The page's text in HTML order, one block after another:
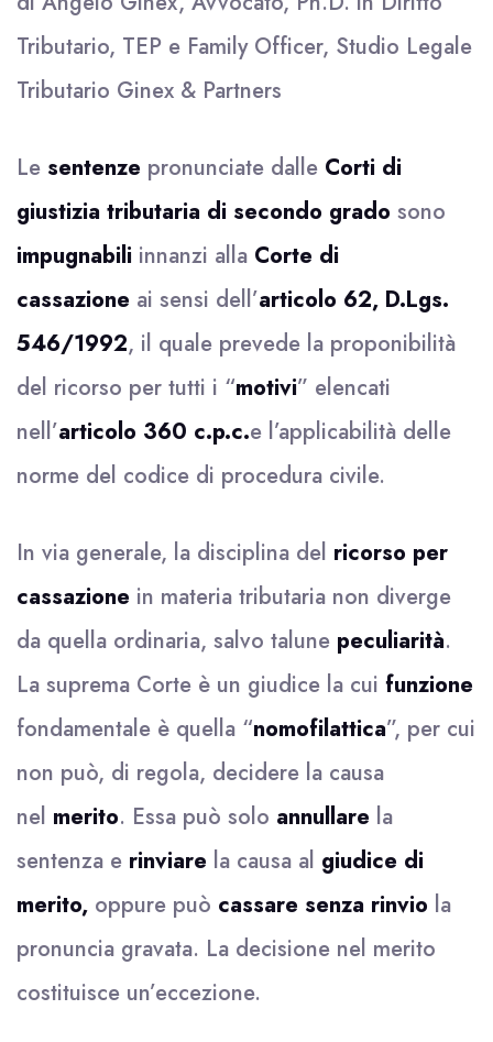
Tributario, TEP e Family Officer, Studio Legale
Tributario Ginex & Partners
Le sentenze pronunciate dalle Corti di
giustizia tributaria di secondo grado sono
impugnabili innanzi alla Corte di
cassazione ai sensi dell’articolo 62, D.Lgs.
546/1992, il quale prevede la proponibilità
del ricorso per tutti i “motivi” elencati
nell’articolo 360 c.p.c.e l’applicabilità delle
norme del codice di procedura civile.
In via generale, la disciplina del ricorso per
cassazione in materia tributaria non diverge
da quella ordinaria, salvo talune peculiarità.
La suprema Corte è un giudice la cui funzione
fondamentale è quella “nomofilattica”, per cui
non può, di regola, decidere la causa
nel merito. Essa può solo annullare la
sentenza e rinviare la causa al giudice di
merito, oppure può cassare senza rinvio la
pronuncia gravata. La decisione nel merito
costituisce un’eccezione.